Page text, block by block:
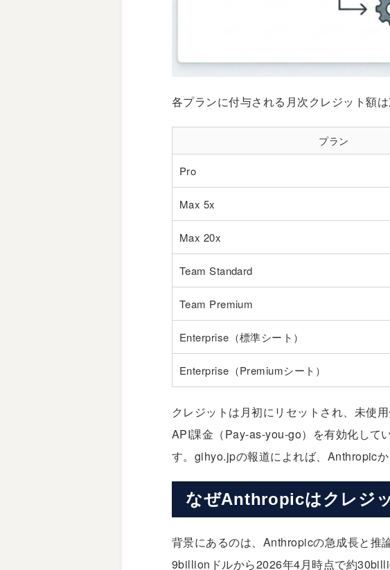
各プランに付与される月次クレジット額は
プラン
Pro
Max 5x
Max 20x
Team Standard
Team Premium
Enterprise（標準シート）
Enterprise（Premiumシート）
クレジットは月初にリセットされ、未使
API課金（Pay-as-you-go）を有効化して
す。gihyo.jpの報道によれば、Anthropic
なぜAnthropicはクレジ
背景にあるのは、Anthropicの急成長と推
9billionドルから2026年4月時点で約